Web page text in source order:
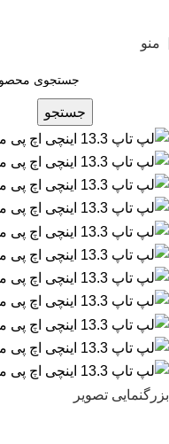
منو
جستجو
بزرگنمایی تصویر